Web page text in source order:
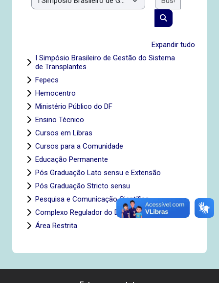
Categorias de Cursos
Buscar cursos
Expandir tudo
I Simpósio Brasileiro de Gestão do Sistema
de Transplantes
Fepecs
Hemocentro
Ministério Público do DF
Ensino Técnico
Cursos em Libras
Cursos para a Comunidade
Educação Permanente
Pós Graduação Lato sensu e Extensão
Pós Graduação Stricto sensu
Pesquisa e Comunicação Científica
Complexo Regulador do Distrito Federal
Área Restrita